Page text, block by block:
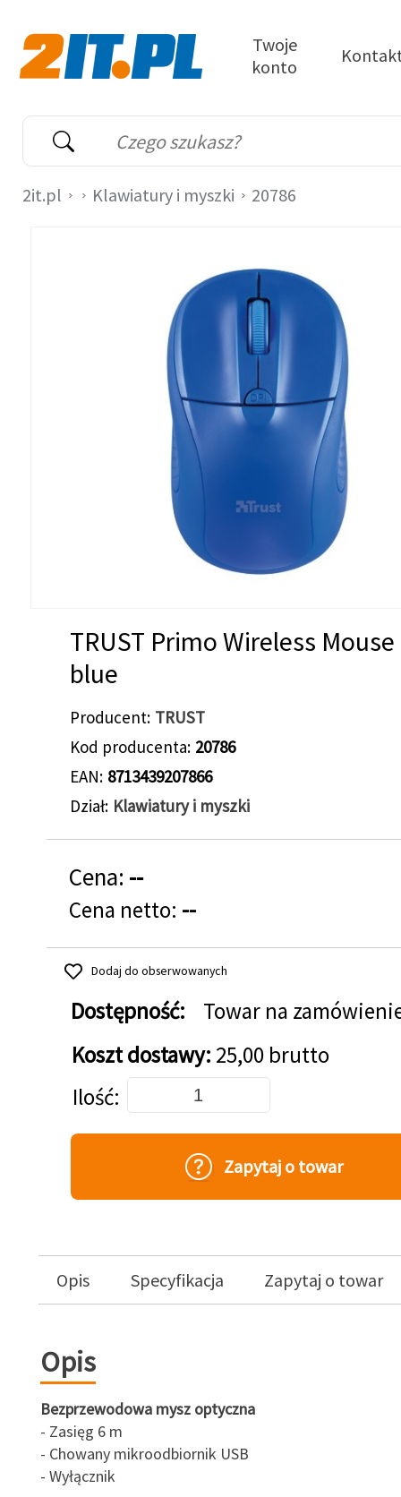
Wyszukiwarka
Słowo kluczowe
Twoje
konto
2it.pl Klawiatury i myszki 20786
TRUST Primo Wireless Mouse
blue
Producent TRUST
Kod producenta 20786
EAN 8713439207866
Dział Klawiatury i myszki
Cena: --
Cena netto: --
Dodaj do obserwowanych
Dostępność:
Towar na
Koszt dostawy: 25,00 brutto
Dodaj do koszyka
Ilość
Zapytaj o towar
Opis Specyfikacja Zapytaj o towar
Opis
Bezprzewodowa mysz optyczna
- Zasięg 6 m
- Chowany mikroodbiornik USB
- Wyłącznik